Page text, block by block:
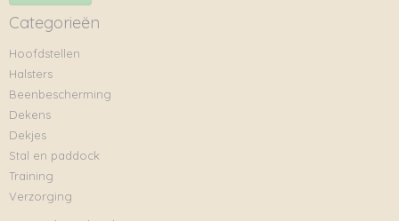
Categorieën
Hoofdstellen
Halsters
Beenbescherming
Dekens
Dekjes
Stal en paddock
Training
Verzorging